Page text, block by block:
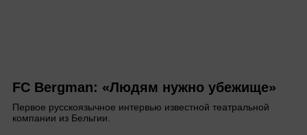
FC Bergman: «Людям нужно убежище»
Первое русскоязычное интервью известной театральной
компании из Бельгии.